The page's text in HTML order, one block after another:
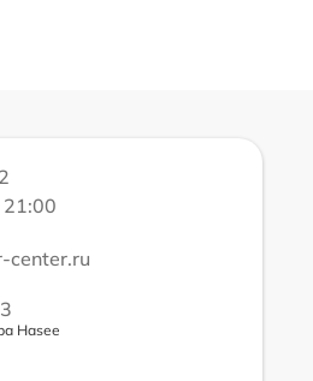
center.ru
Hasee